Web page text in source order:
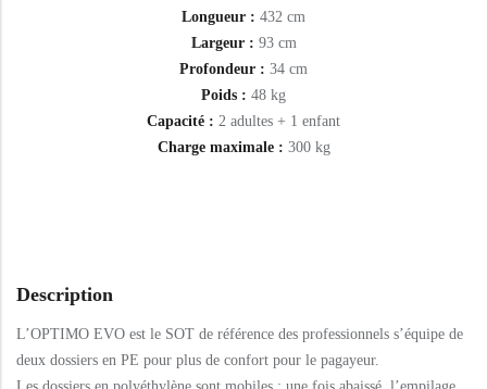
Longueur : 432 cm
Largeur : 93 cm
Profondeur : 34 cm
Poids : 48 kg
Capacité : 2 adultes + 1 enfant
Charge maximale : 300 kg
Description
L’OPTIMO EVO est le SOT de référence des professionnels s’équipe de
deux dossiers en PE pour plus de confort pour le pagayeur.